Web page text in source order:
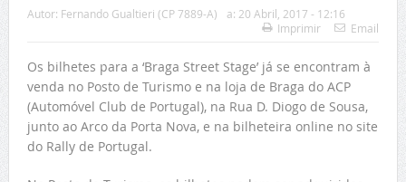
Autor: Fernando Gualtieri (CP 7889-A) a: 20 Abril, 2017 - 12:16
Imprimir
Email
Os bilhetes para a ‘Braga Street Stage’ já se encontram à
venda no Posto de Turismo e na loja de Braga do ACP
(Automóvel Club de Portugal), na Rua D. Diogo de Sousa,
junto ao Arco da Porta Nova, e na bilheteira online no site
do Rally de Portugal.